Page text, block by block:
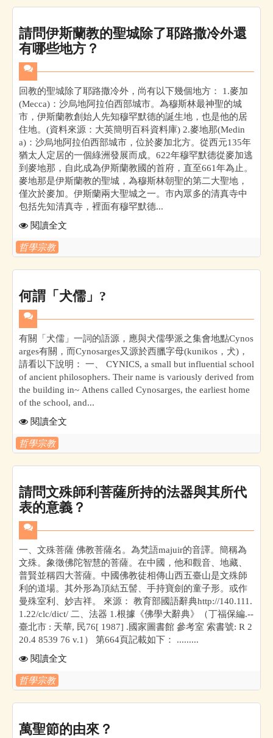
請問伊斯蘭教的聖城除了耶路撒冷外還
有哪些地方？
回教的聖城除了耶路撒冷外，尚有以下幾個地方： 1.麥加
(Mecca)：沙烏地阿拉伯西部城市。為穆斯林最神聖的城
市，伊斯蘭教創始人先知穆罕默德的誕生地，也是他的居
住地。(資料來源：大英簡明百科資料庫) 2.麥地那(Medin
a)：沙烏地阿拉伯西部城市，位於麥加北方。從西元135年
猶太人定居的一個綠洲發展而成。622年穆罕默德從麥加逃
到麥地那，自此成為伊斯蘭教國的首府，直至661年為止。
麥地那是伊斯蘭教的聖城，為穆斯林朝聖的第二大聖地，
僅次於麥加。伊斯蘭兩大聖城之一。市內眾多的清真寺中
包括先知清真寺，裡面有穆罕默德...
閱讀全文
哲學宗教
何謂「犬儒」?
有關「犬儒」一詞的語源，應與犬儒學派之集會地點Cynos
arges有關，而Cynosarges又源於西臘字母(kunikos，犬)，
請看以下說明： 一、 CYNICS, a small but influential school
of ancient philosophers. Their name is variously derived from
the building in~ Athens called Cynosarges, the earliest home
of the school, and...
閱讀全文
哲學宗教
請問文殊師利菩薩所持的法器與其所代
表的意義？
一、文殊菩薩 佛教菩薩名。為梵語majuir的音譯。簡稱為
文殊。象徵佛陀智慧的菩薩。在中國，他和觀音、地藏、
普賢並稱四大菩薩。中國佛教徒相傳山西五臺山是文殊師
利的道場。其外形為頂結五髻、手持寶劍的童子形。或作
曼殊室利、妙吉祥。 來源： 教育部國語辭典http://140.111.
1.22/clc/dict/ 二、法器 1.根據《佛學大辭典》（丁福保編.--
臺北市 : 天華, 民76[ 1987] .國家圖書館 參考室 索書號: R 2
20.4 8539 76 v.1） 第664頁記載如下： .........
閱讀全文
哲學宗教
萬聖節的由來？